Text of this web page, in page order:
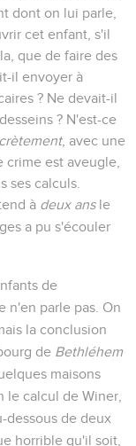
dont on lui parle,
cet enfant, s'il
que de faire des
il envoyer à
? Ne devait-il
? N'est-ce
, avec une
crime est aveugle,
ses calculs.
à deux ansle
a pu s'écouler
de
n'en parle pas. On
la conclusion
de Bethléhem
maisons
le calcul de Winer,
dessous de deux
horrible qu'il soit,